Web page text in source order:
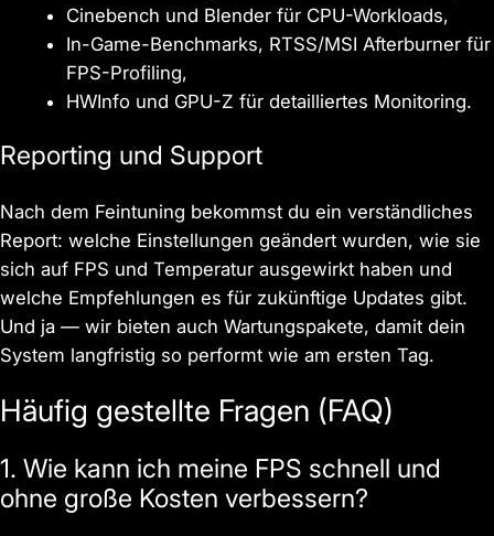
Cinebench und Blender für CPU-Workloads,
In-Game-Benchmarks, RTSS/MSI Afterburner für
FPS-Profiling,
HWInfo und GPU-Z für detailliertes Monitoring.
Reporting und Support
Nach dem Feintuning bekommst du ein verständliches
Report: welche Einstellungen geändert wurden, wie sie
sich auf FPS und Temperatur ausgewirkt haben und
welche Empfehlungen es für zukünftige Updates gibt.
Und ja — wir bieten auch Wartungspakete, damit dein
System langfristig so performt wie am ersten Tag.
Häufig gestellte Fragen (FAQ)
1. Wie kann ich meine FPS schnell und
ohne große Kosten verbessern?